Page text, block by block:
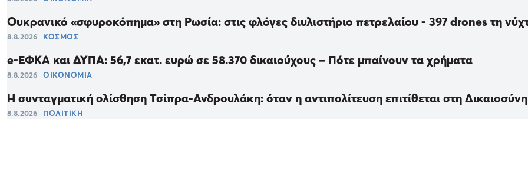
Ουκρανικό «σφυροκόπημα» στη Ρωσία: στις φλόγες διυλιστήριο πετρελαίου - 397 drones τη
8.8.2026 ΚΟΣΜΟΣ
e-ΕΦΚΑ και ΔΥΠΑ: 56,7 εκατ. ευρώ σε 58.370 δικαιούχους – Πότε μπαίνουν τα χρήματα
8.8.2026 ΟΙΚΟΝΟΜΙΑ
Η συνταγματική ολίσθηση Τσίπρα-Ανδρουλάκη: όταν η αντιπολίτευση επιτίθεται στη Δικαιοσύνη
8.8.2026 ΠΟΛΙΤΙΚΗ